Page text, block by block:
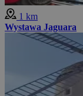
1 km
Wystawa Jaguara